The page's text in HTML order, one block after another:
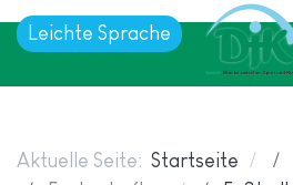
Leichte Sprache
Aktuelle Seite: Startseite